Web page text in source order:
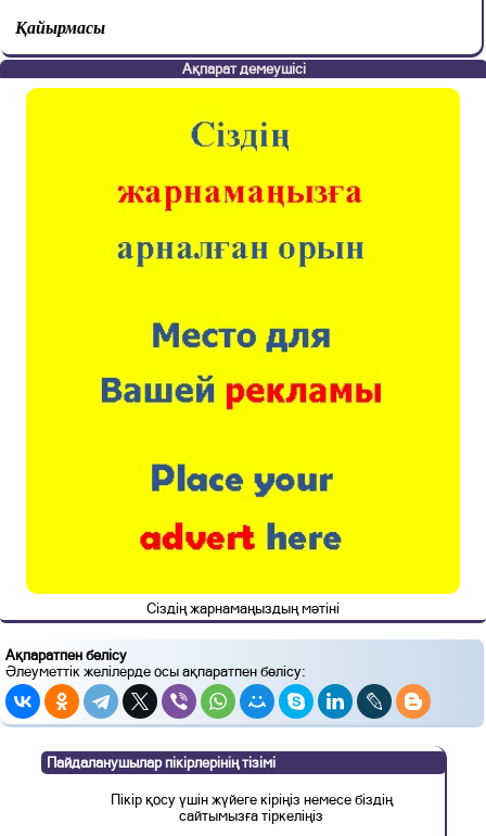
Қайырмасы
Ақпарат демеушісі
Сіздің жарнамаңыздың мәтіні
Ақпаратпен бөлісу
Әлеуметтік желілерде осы ақпаратпен бөлісу:
Пайдаланушылар пікірлерінің тізімі
Пікір қосу үшін жүйеге кіріңіз немесе біздің
сайтымызға тіркеліңіз